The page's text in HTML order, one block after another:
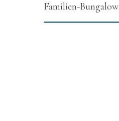
Familien-Bungalow